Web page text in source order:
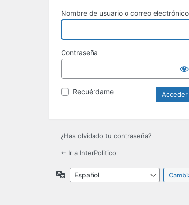
Nombre de usuario o correo electrónico
Contraseña
Recuérdame
¿Has olvidado tu contraseña?
← Ir a InterPolitico
Idioma